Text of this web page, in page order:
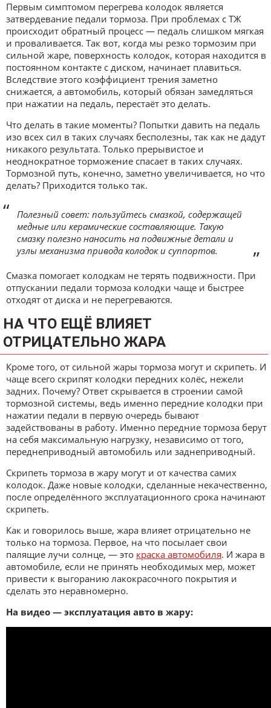
Первым симптомом перегрева колодок является
затвердевание педали тормоза. При проблемах с ТЖ
происходит обратный процесс — педаль слишком мягкая
и проваливается. Так вот, когда мы резко тормозим при
сильной жаре, поверхность колодок, которая находится в
постоянном контакте с диском, начинает плавиться.
Вследствие этого коэффициент трения заметно
снижается, а автомобиль, который обязан замедляться
при нажатии на педаль, перестаёт это делать.
Что делать в такие моменты? Попытки давить на педаль
изо всех сил в таких случаях бесполезны, так как не дадут
никакого результата. Только прерывистое и
неоднократное торможение спасает в таких случаях.
Тормозной путь, конечно, заметно увеличивается, но что
делать? Приходится только так.
Полезный совет: пользуйтесь смазкой, содержащей
медные или керамические составляющие. Такую
смазку полезно наносить на подвижные детали и
узлы механизма привода колодок и суппортов.
Смазка помогает колодкам не терять подвижности. При
отпускании педали тормоза колодки чаще и быстрее
отходят от диска и не перегреваются.
НА ЧТО ЕЩЁ ВЛИЯЕТ
ОТРИЦАТЕЛЬНО ЖАРА
Кроме того, от сильной жары тормоза могут и скрипеть. И
чаще всего скрипят колодки передних колёс, нежели
задних. Почему? Ответ скрывается в строении самой
тормозной системы, ведь именно передние колодки при
нажатии педали в первую очередь бывают
задействованы в работу. Именно передние тормоза берут
на себя максимальную нагрузку, независимо от того,
переднеприводный автомобиль или заднеприводный.
Скрипеть тормоза в жару могут и от качества самих
колодок. Даже новые колодки, сделанные некачественно,
после определённого эксплуатационного срока начинают
скрипеть.
Как и говорилось выше, жара влияет отрицательно не
только на тормоза. Первое, на что посылает свои
палящие лучи солнце, — это краска автомобиля. И жара в
автомобиле, если не принять необходимых мер, может
привести к выгоранию лакокрасочного покрытия и
сделать это неравномерно.
На видео — эксплуатация авто в жару: